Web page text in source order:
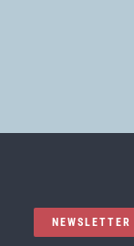
NEWSLETTER